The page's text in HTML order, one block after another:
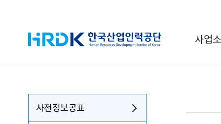
HRDK 한국산업인력공단 사업
사전정보공표